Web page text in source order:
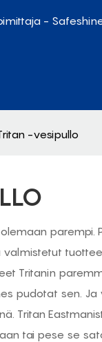
-
-vesipullo
parempi.
valmistetut
Tritanin
pudotat sen.
Tritan
tai pese se